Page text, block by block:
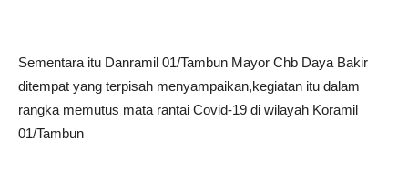
Sementara itu Danramil 01/Tambun Mayor Chb Daya Bakir
ditempat yang terpisah menyampaikan,kegiatan itu dalam
rangka memutus mata rantai Covid-19 di wilayah Koramil
01/Tambun